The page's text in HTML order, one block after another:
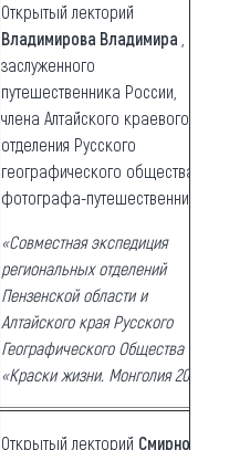
Открытый лекторий
Владимирова Владимира
заслуженного
путешественника России,
члена Алтайского краевого
отделения Русского
географического общества,
фотографа-путешественника
«Совместная экспедиция
региональных отделений
Пензенской области и
Алтайского края Русского
Географического Общества
«Краски жизни. Монголия 2015»
Открытый лекторий Смирнова